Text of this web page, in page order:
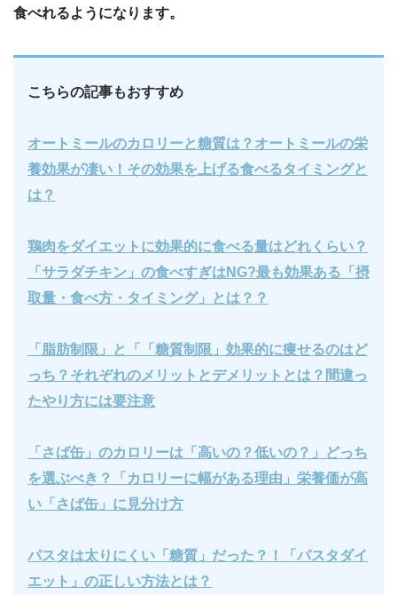
食べれるようになります。
こちらの記事もおすすめ
オートミールのカロリーと糖質は？オートミールの栄
養効果が凄い！その効果を上げる食べるタイミングと
は？
鶏肉をダイエットに効果的に食べる量はどれくらい？
「サラダチキン」の食べすぎはNG?最も効果ある「摂
取量・食べ方・タイミング」とは？？
「脂肪制限」と「「糖質制限」効果的に痩せるのはど
っち？それぞれのメリットとデメリットとは？間違っ
たやり方には要注意
「さば缶」のカロリーは「高いの？低いの？」どっち
を選ぶべき？「カロリーに幅がある理由」栄養価が高
い「さば缶」に見分け方
パスタは太りにくい「糖質」だった？！「パスタダイ
エット」の正しい方法とは？